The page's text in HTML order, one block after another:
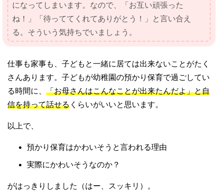
になってしまいます。なので、「お互い頑張った
ね！」「待っててくれてありがとう！」と言い合え
る。そういう気持ちでいましょう。
仕事も家事も、子どもと一緒に居ては出来ないことがたく
さんあります。子どもが幼稚園の預かり保育で過ごしてい
る時間に、 「お母さんはこんなことが出来たんだよ」と自
信を持って話せる くらいがいいと思います。
以上で、
預かり保育はかわいそうと言われる理由
実際にかわいそうなのか？
がはっきりしました（はー、スッキリ）。